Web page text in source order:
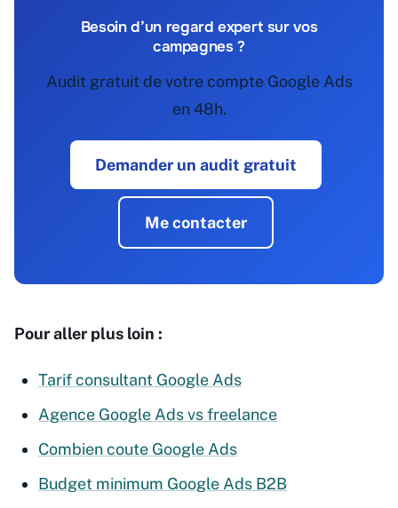
Besoin d’un regard expert sur vos
campagnes ?
Audit gratuit de votre compte Google Ads
en 48h.
Demander un audit gratuit
Me contacter
Pour aller plus loin :
Tarif consultant Google Ads
Agence Google Ads vs freelance
Combien coute Google Ads
Budget minimum Google Ads B2B